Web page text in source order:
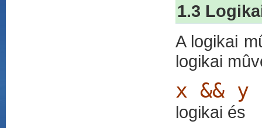
1.3
A logikai
logikai
x && y
logikai és